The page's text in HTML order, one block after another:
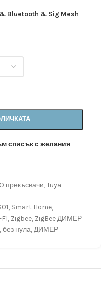
Bluetooth & Sig Mesh
списък с желания
прекъсвачи,Tuya
, Smart Home,
, Zigbee, ZigBee ДИМЕР
, без нула,ДИМЕР